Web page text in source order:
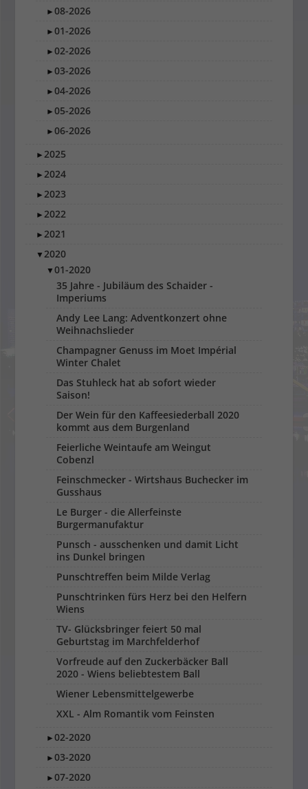
►08-2026
►01-2026
►02-2026
►03-2026
►04-2026
►05-2026
►06-2026
►2025
►2024
►2023
►2022
►2021
▼2020
▼01-2020
35 Jahre - Jubiläum des Schaider -
Imperiums
Andy Lee Lang: Adventkonzert ohne
Weihnachslieder
Champagner Genuss im Moet Impérial
Winter Chalet
Das Stuhleck hat ab sofort wieder
Saison!
Der Wein für den Kaffeesiederball 2020
kommt aus dem Burgenland
Feierliche Weintaufe am Weingut
Cobenzl
Feinschmecker - Wirtshaus Buchecker im
Gusshaus
Le Burger - die Allerfeinste
Burgermanufaktur
Punsch - ausschenken und damit Licht
ins Dunkel bringen
Punschtreffen beim Milde Verlag
Punschtrinken fürs Herz bei den Helfern
Wiens
TV- Glücksbringer feiert 50 mal
Geburtstag im Marchfelderhof
Vorfreude auf den Zuckerbäcker Ball
2020 - Wiens beliebtestem Ball
Wiener Lebensmittelgewerbe
XXL - Alm Romantik vom Feinsten
►02-2020
►03-2020
►07-2020